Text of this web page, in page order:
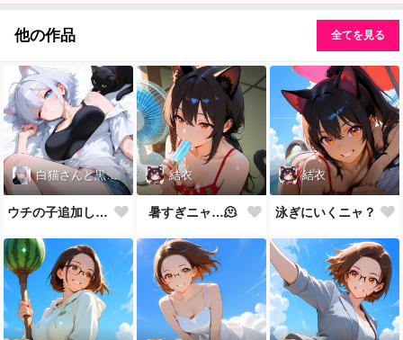
他の作品 全てを見る
白猫さんと黒猫先生
ウチの子追加しました
結衣
暑すぎニャ…🫠
結衣
泳ぎにいくニャ？